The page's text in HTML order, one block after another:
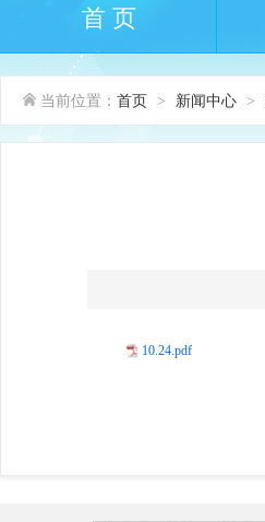
首 页
当前位置： 首页 > 新闻中心 >
10.24.pdf